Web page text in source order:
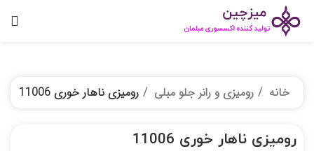
خانه رومیزی و رانر جلو مبلی رومیزی ناهار خوری 11006
رومیزی ناهار خوری 11006